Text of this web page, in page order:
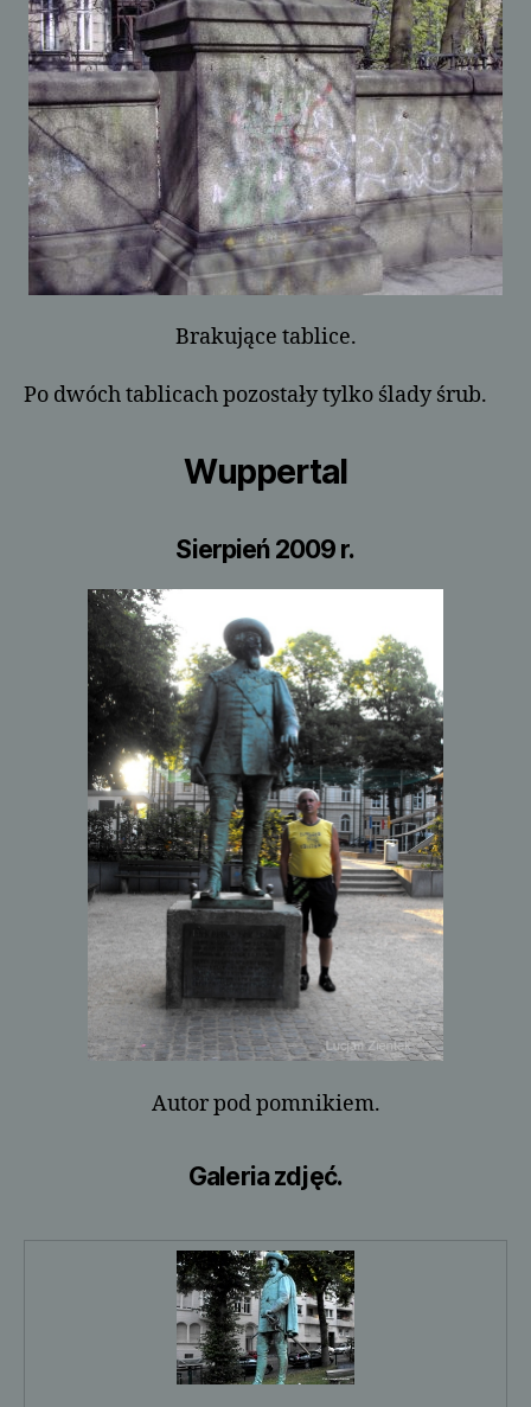
Brakujące tablice.
Po dwóch tablicach pozostały tylko ślady śrub.
Wuppertal
Sierpień 2009 r.
Autor pod pomnikiem.
Galeria zdjęć.